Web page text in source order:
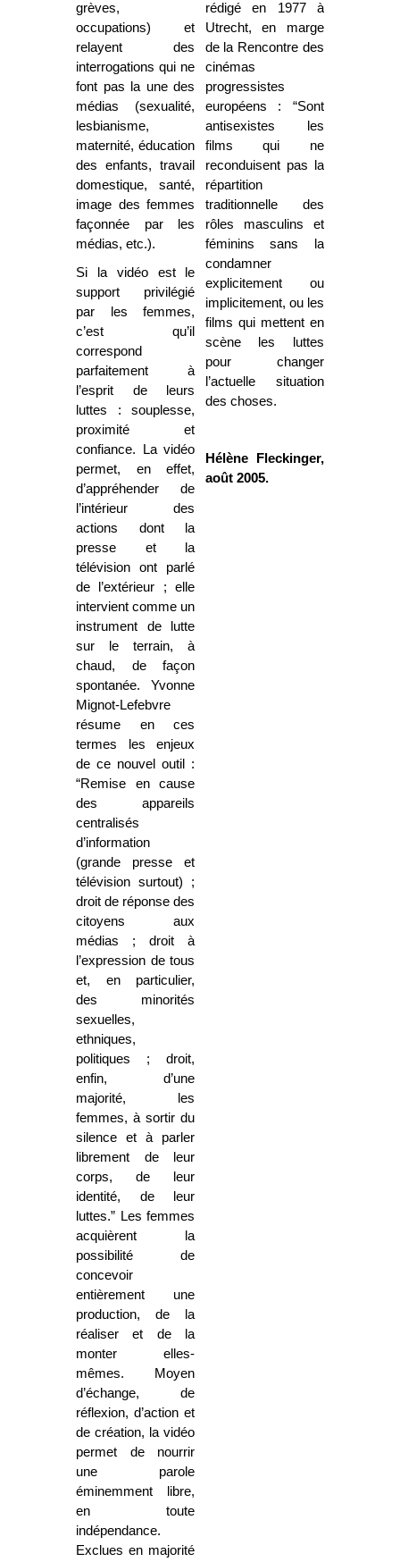
grèves,
occupations) et
relayent des
interrogations qui ne
font pas la une des
médias (sexualité,
lesbianisme,
maternité, éducation
des enfants, travail
domestique, santé,
image des femmes
façonnée par les
médias, etc.).
Si la vidéo est le
support privilégié
par les femmes,
c’est qu’il
correspond
parfaitement à
l’esprit de leurs
luttes : souplesse,
proximité et
confiance. La vidéo
permet, en effet,
d’appréhender de
l’intérieur des
actions dont la
presse et la
télévision ont parlé
de l’extérieur ; elle
intervient comme un
instrument de lutte
sur le terrain, à
chaud, de façon
spontanée. Yvonne
Mignot-Lefebvre
résume en ces
termes les enjeux
de ce nouvel outil :
“Remise en cause
des appareils
centralisés
d’information
(grande presse et
télévision surtout) ;
droit de réponse des
citoyens aux
médias ; droit à
l’expression de tous
et, en particulier,
des minorités
sexuelles,
ethniques,
politiques ; droit,
enfin, d’une
majorité, les
femmes, à sortir du
silence et à parler
librement de leur
corps, de leur
identité, de leur
luttes.” Les femmes
acquièrent la
possibilité de
concevoir
entièrement une
production, de la
réaliser et de la
monter elles-
mêmes. Moyen
d’échange, de
réflexion, d’action et
de création, la vidéo
permet de nourrir
une parole
éminemment libre,
en toute
indépendance.
Exclues en majorité
rédigé en 1977 à
Utrecht, en marge
de la Rencontre des
cinémas
progressistes
européens : “Sont
antisexistes les
films qui ne
reconduisent pas la
répartition
traditionnelle des
rôles masculins et
féminins sans la
condamner
explicitement ou
implicitement, ou les
films qui mettent en
scène les luttes
pour changer
l’actuelle situation
des choses.
Hélène Fleckinger,
août 2005.